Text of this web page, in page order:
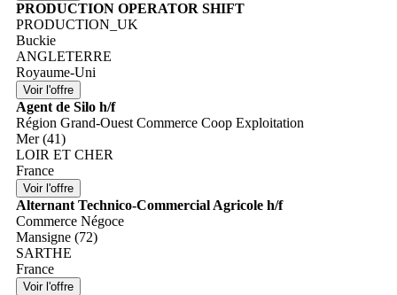
PRODUCTION OPERATOR SHIFT
PRODUCTION_UK
Buckie
ANGLETERRE
Royaume-Uni
Agent de Silo h/f
Région Grand-Ouest Commerce Coop Exploitation
Mer (41)
LOIR ET CHER
France
Alternant Technico-Commercial Agricole h/f
Commerce Négoce
Mansigne (72)
SARTHE
France